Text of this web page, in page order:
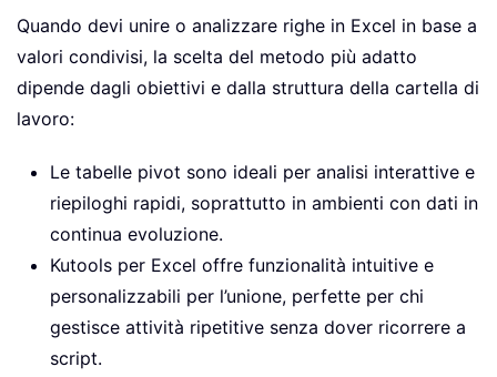
Quando devi unire o analizzare righe in Excel in base a
valori condivisi, la scelta del metodo più adatto
dipende dagli obiettivi e dalla struttura della cartella di
lavoro:
Le tabelle pivot sono ideali per analisi interattive e
riepiloghi rapidi, soprattutto in ambienti con dati in
continua evoluzione.
Kutools per Excel offre funzionalità intuitive e
personalizzabili per l’unione, perfette per chi
gestisce attività ripetitive senza dover ricorrere a
script.